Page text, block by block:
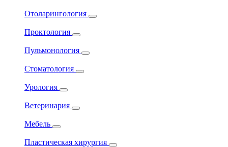
Отоларингология
Проктология
Пульмонология
Стоматология
Урология
Ветеринария
Мебель
Пластическая хирургия